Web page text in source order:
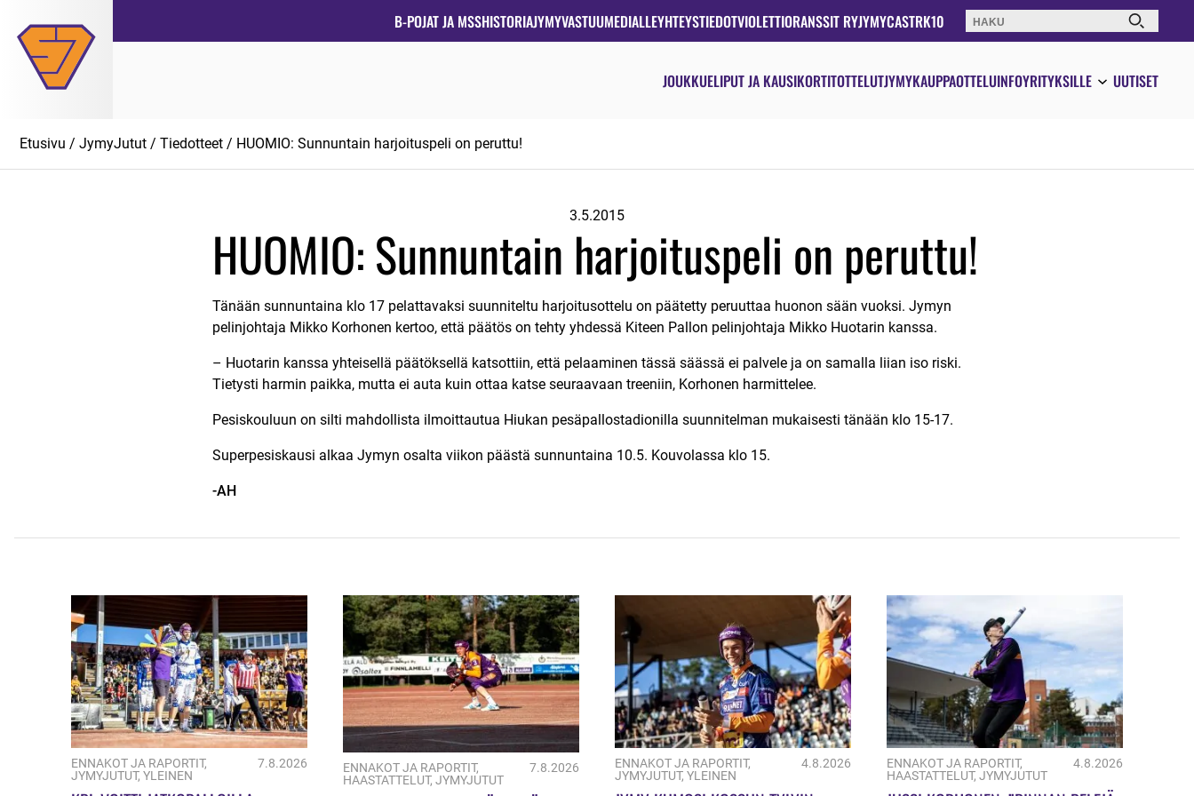
suoraan
sisältöön
B-POJAT JA MSSHISTORIAJYMYVASTUUMEDIALLEYHTEYSTIEDOTVIOLETTIORANSSIT RYJYMYCASTRK10 Haku:
JOUKKUELIPUT JA KAUSIKORTITOTTELUTJYMYKAUPPAOTTELUINFOYRITYKSILLE UUTISET
Etusivu / JymyJutut / Tiedotteet / HUOMIO: Sunnuntain harjoituspeli on peruttu!
3.5.2015
HUOMIO: Sunnuntain harjoituspeli on peruttu!
Tänään sunnuntaina klo 17 pelattavaksi suunniteltu harjoitusottelu on päätetty peruuttaa huonon sään vuoksi. Jymyn
pelinjohtaja Mikko Korhonen kertoo, että päätös on tehty yhdessä Kiteen Pallon pelinjohtaja Mikko Huotarin kanssa.
– Huotarin kanssa yhteisellä päätöksellä katsottiin, että pelaaminen tässä säässä ei palvele ja on samalla liian iso riski.
Tietysti harmin paikka, mutta ei auta kuin ottaa katse seuraavaan treeniin, Korhonen harmittelee.
Pesiskouluun on silti mahdollista ilmoittautua Hiukan pesäpallostadionilla suunnitelman mukaisesti tänään klo 15-17.
Superpesiskausi alkaa Jymyn osalta viikon päästä sunnuntaina 10.5. Kouvolassa klo 15.
-AH
ENNAKOT JA RAPORTIT,
JYMYJUTUT, YLEINEN
7.8.2026 ENNAKOT JA RAPORTIT,
HAASTATTELUT, JYMYJUTUT
7.8.2026 ENNAKOT JA RAPORTIT,
JYMYJUTUT, YLEINEN
4.8.2026 ENNAKOT JA RAPORTIT,
HAASTATTELUT, JYMYJUTUT
4.8.2026